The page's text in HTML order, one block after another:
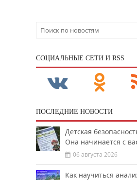
CОЦИАЛЬНЫЕ СЕТИ И RSS
ПОСЛЕДНИЕ НОВОСТИ
Детская
Она начинается с
06 августа 2026
Как научиться